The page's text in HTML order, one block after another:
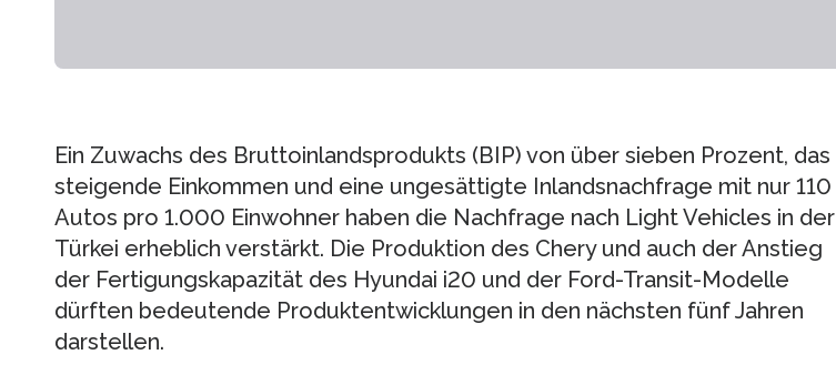
Ein Zuwachs des Bruttoinlandsprodukts (BIP) von über sieben Prozent, das
steigende Einkommen und eine ungesättigte Inlandsnachfrage mit nur 110
Autos pro 1.000 Einwohner haben die Nachfrage nach Light Vehicles in der
Türkei erheblich verstärkt. Die Produktion des Chery und auch der Anstieg
der Fertigungskapazität des Hyundai i20 und der Ford-Transit-Modelle
dürften bedeutende Produktentwicklungen in den nächsten fünf Jahren
darstellen.